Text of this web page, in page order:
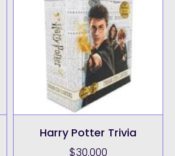
Harry Potter Trivia
$30.000